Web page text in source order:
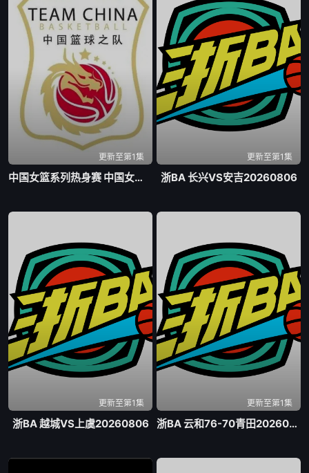
更新至第1集
中国女篮系列热身赛 中国女篮VS尼日利亚女篮20260807
更新至第1集
浙BA 长兴VS安吉20260806
更新至第1集
浙BA 越城VS上虞20260806
更新至第1集
浙BA 云和76-70青田20260807